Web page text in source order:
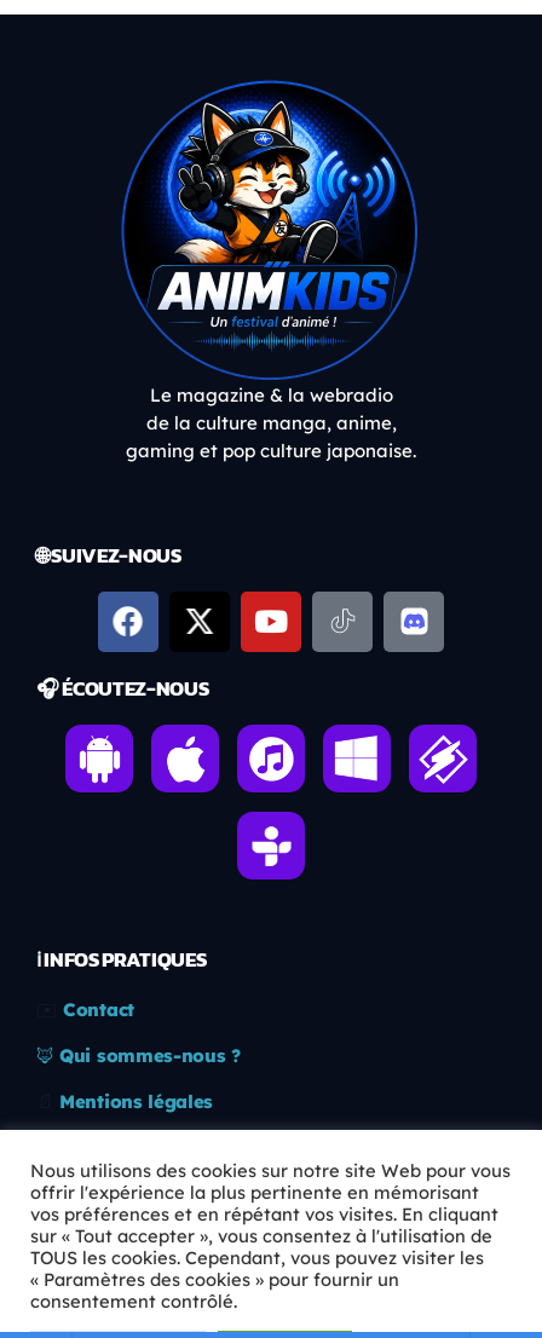
Le magazine & la webradio
de la culture manga, anime,
gaming et pop culture japonaise.
🌐 SUIVEZ-NOUS
🎧 ÉCOUTEZ-NOUS
ℹ️ INFOS PRATIQUES
Contact
🦊 Qui sommes-nous ?
Mentions légales
🛡️ RGPD
Copyright © 2026 Animkids. Tous droits réservés.
Nous utilisons des cookies sur notre site Web pour vous
offrir l'expérience la plus pertinente en mémorisant
vos préférences et en répétant vos visites. En cliquant
sur « Tout accepter », vous consentez à l'utilisation de
TOUS les cookies. Cependant, vous pouvez visiter les
« Paramètres des cookies » pour fournir un
consentement contrôlé.